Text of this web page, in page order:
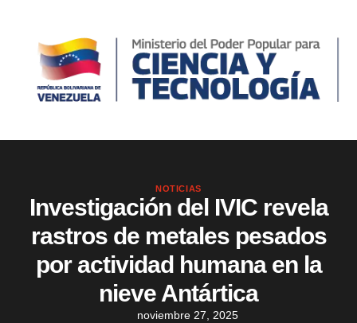
NOTICIAS
Investigación del IVIC revela
rastros de metales pesados
por actividad humana en la
nieve Antártica
noviembre 27, 2025